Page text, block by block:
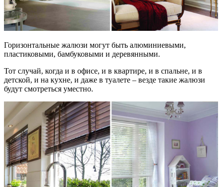
Горизонтальные жалюзи могут быть алюминиевыми,
пластиковыми, бамбуковыми и деревянными.
Тот случай, когда и в офисе, и в квартире, и в спальне, и в
детской, и на кухне, и даже в туалете – везде такие жалюзи
будут смотреться уместно.